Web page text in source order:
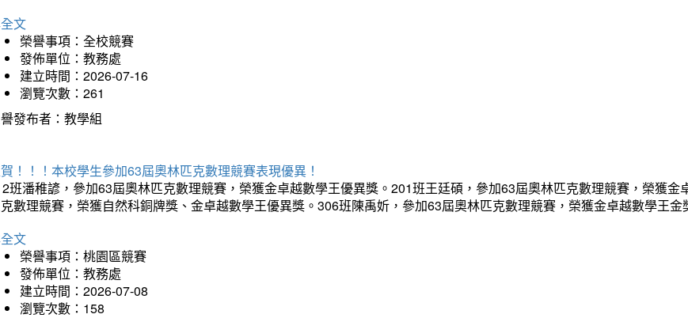
文
榮譽事項：全校競賽
發佈單位：教務處
建立時間：2026-07-16
瀏覽次數：261
發布者：教學組
！！！本校學生參加63屆奧林匹克數理競賽表現優異！
班潘稚諺，參加63屆奧林匹克數理競賽，榮獲金卓越數學王優異獎。201班王廷碩，參加63屆奧林匹克數理競賽，榮獲
數理競賽，榮獲自然科銅牌獎、金卓越數學王優異獎。306班陳禹妡，參加63屆奧林匹克數理競賽，榮獲金卓越數學王金
文
榮譽事項：桃園區競賽
發佈單位：教務處
建立時間：2026-07-08
瀏覽次數：158